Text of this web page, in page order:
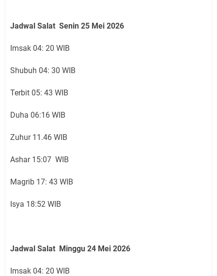
Jadwal Salat Senin 25 Mei 2026
Imsak 04: 20 WIB
Shubuh 04: 30 WIB
Terbit 05: 43 WIB
Duha 06:16 WIB
Zuhur 11.46 WIB
Ashar 15:07 WIB
Magrib 17: 43 WIB
Isya 18:52 WIB
Jadwal Salat Minggu 24 Mei 2026
Imsak 04: 20 WIB